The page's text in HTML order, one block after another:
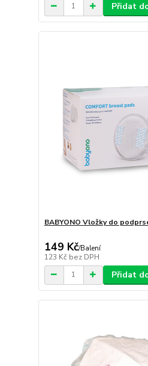
Přidat
BABYONO Vložky do
149 Kč/Balení
123 Kč bez DPH
Přidat